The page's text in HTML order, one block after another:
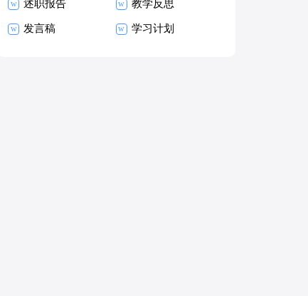
述职报告 教学反思
发言稿 学习计划